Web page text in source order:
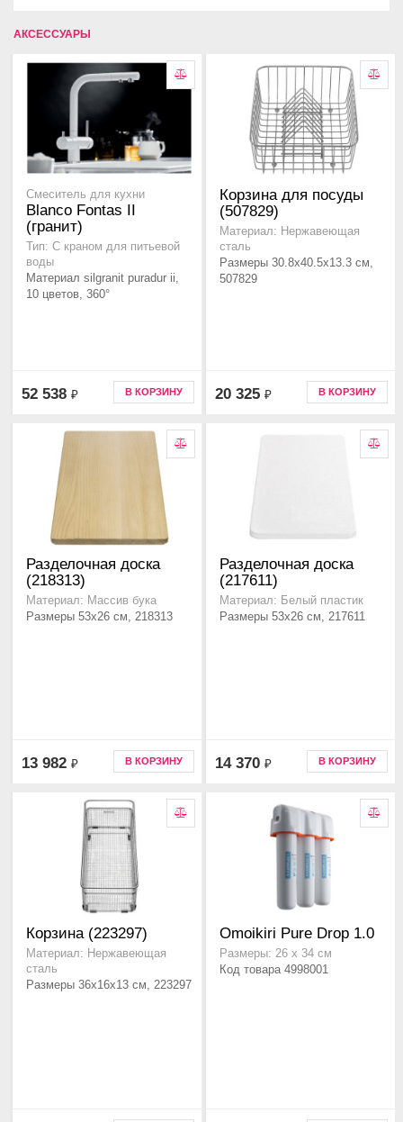
АКСЕССУАРЫ
Смеситель для кухни
Blanco Fontas II
(гранит)
Тип: С краном для питьевой
воды
Материал silgranit puradur ii,
10 цветов, 360°
52 538 ₽ В КОРЗИНУ
Корзина для посуды
(507829)
Материал: Нержавеющая
сталь
Размеры 30.8x40.5x13.3 см,
507829
20 325 ₽ В КОРЗИНУ
Разделочная доска
(218313)
Материал: Массив бука
Размеры 53x26 см, 218313
13 982 ₽ В КОРЗИНУ
Разделочная доска
(217611)
Материал: Белый пластик
Размеры 53x26 см, 217611
14 370 ₽ В КОРЗИНУ
Корзина (223297)
Материал: Нержавеющая
сталь
Размеры 36x16x13 см, 223297
Omoikiri Pure Drop 1.0
Размеры: 26 х 34 см
Код товара 4998001